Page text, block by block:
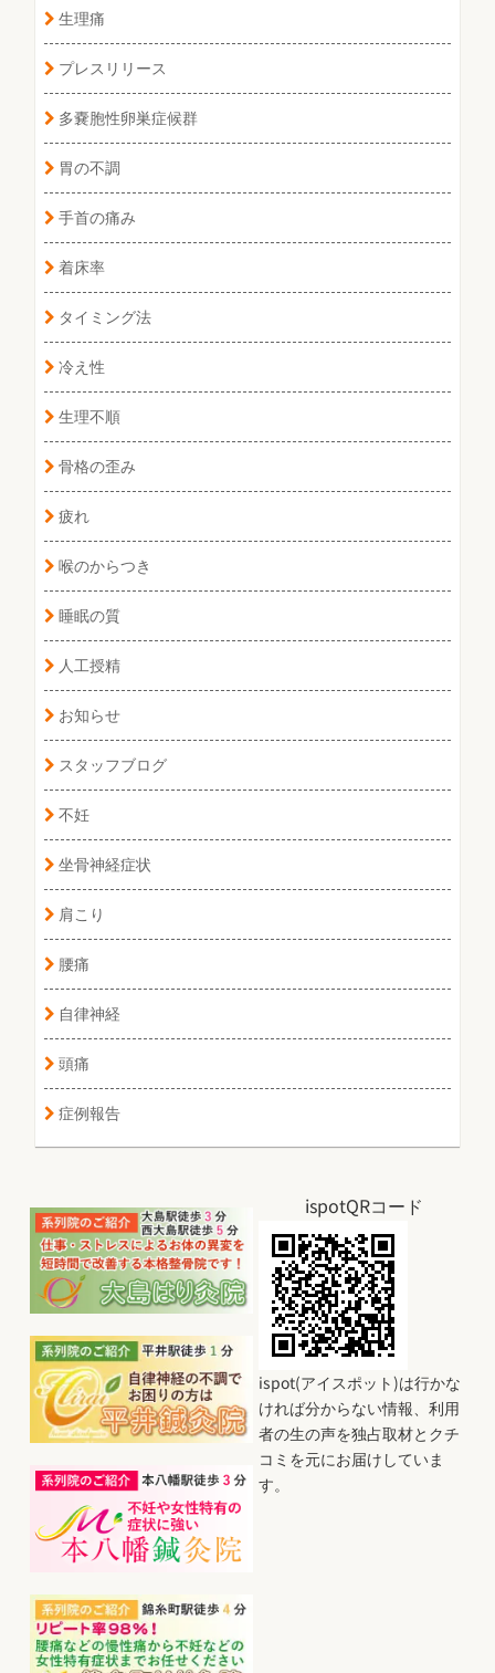
生理痛
プレスリリース
多嚢胞性卵巣症候群
胃の不調
手首の痛み
着床率
タイミング法
冷え性
生理不順
骨格の歪み
疲れ
喉のからつき
睡眠の質
人工授精
お知らせ
スタッフブログ
不妊
坐骨神経症状
肩こり
腰痛
自律神経
頭痛
症例報告
ispotQRコード
ispot(アイスポット)は行かな
ければ分からない情報、利用
者の生の声を独占取材とクチ
コミを元にお届けしていま
す。